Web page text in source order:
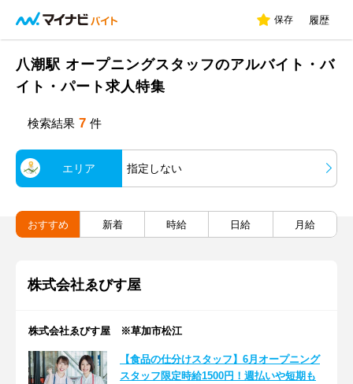
保存 履歴
八潮駅 オープニングスタッフのアルバイト・バ
イト・パート求人特集
検索結果 7 件
エリア 指定しない
おすすめ 新着 時給 日給 月給
株式会社ゑびす屋
株式会社ゑびす屋 ※草加市松江
【食品の仕分けスタッフ】6月オープニング
スタッフ限定時給1500円！週払いや短期も